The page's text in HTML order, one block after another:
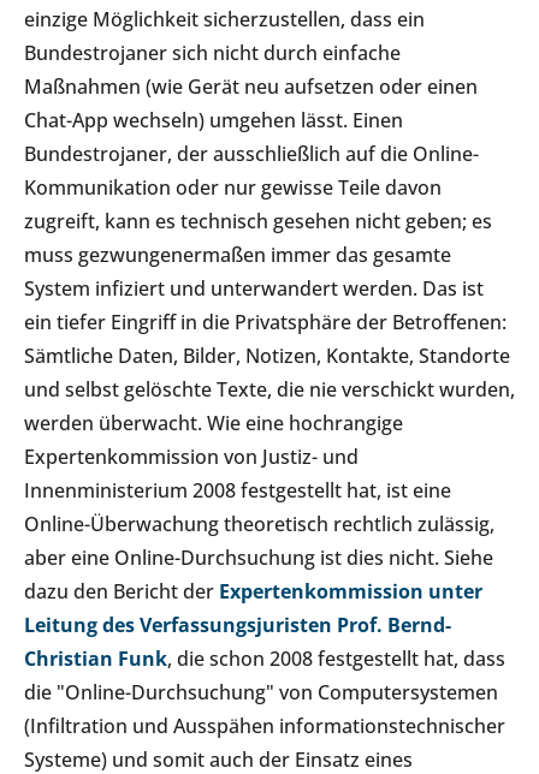
einzige Möglichkeit sicherzustellen, dass ein
Bundestrojaner sich nicht durch einfache
Maßnahmen (wie Gerät neu aufsetzen oder einen
Chat-App wechseln) umgehen lässt. Einen
Bundestrojaner, der ausschließlich auf die Online-
Kommunikation oder nur gewisse Teile davon
zugreift, kann es technisch gesehen nicht geben; es
muss gezwungenermaßen immer das gesamte
System infiziert und unterwandert werden. Das ist
ein tiefer Eingriff in die Privatsphäre der Betroffenen:
Sämtliche Daten, Bilder, Notizen, Kontakte, Standorte
und selbst gelöschte Texte, die nie verschickt wurden,
werden überwacht. Wie eine hochrangige
Expertenkommission von Justiz- und
Innenministerium 2008 festgestellt hat, ist eine
Online-Überwachung theoretisch rechtlich zulässig,
aber eine Online-Durchsuchung ist dies nicht. Siehe
dazu den Bericht der Expertenkommission unter
Leitung des Verfassungsjuristen Prof. Bernd-
Christian Funk, die schon 2008 festgestellt hat, dass
die "Online-Durchsuchung" von Computersystemen
(Infiltration und Ausspähen informationstechnischer
Systeme) und somit auch der Einsatz eines